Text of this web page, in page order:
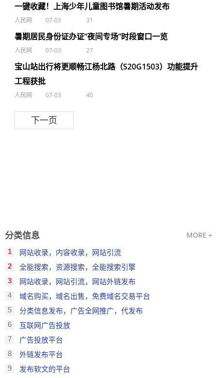
一键收藏！上海少年儿童图书馆暑期活动发布
人民网 07-03 31
暑期居民身份证办证“夜间专场”时段窗口一览
人民网 07-03 27
宝山站出行将更顺畅江杨北路（S20G1503）功能提升
工程获批
人民网 07-03 40
下一页
分类信息 MORE +
1 网站收录，内容收录，网站引流
2 全能搜索，资源搜索，全能搜索引擎
3 网站收录，网站引流，网站外链发布
4 域名购买，域名出售，免费域名交易平台
5 分类信息发布，广告全网推广，代发布
6 互联网广告投放
7 广告投放平台
8 外链发布平台
9 发布软文的平台